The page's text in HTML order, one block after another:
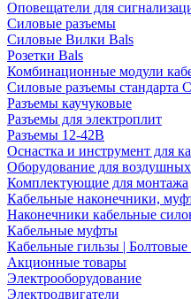
Оповещатели для
Силовые разъемы
Силовые Вилки Bals
Розетки Bals
Комбинационные модули
Силовые разъемы стандарта
Разъемы каучуковые
Разъемы для электроплит
Разъемы 12-42В
Оснастка и инструмент для
Оборудование для
Комплектующие для монтажа
Кабельные наконечники,
Наконечники кабельные
Кабельные муфты
Кабельные гильзы |
Акционные товары
Электрооборудование
Электродвигатели